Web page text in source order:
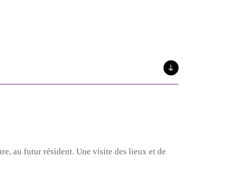
au futur résident. Une visite des lieux et de